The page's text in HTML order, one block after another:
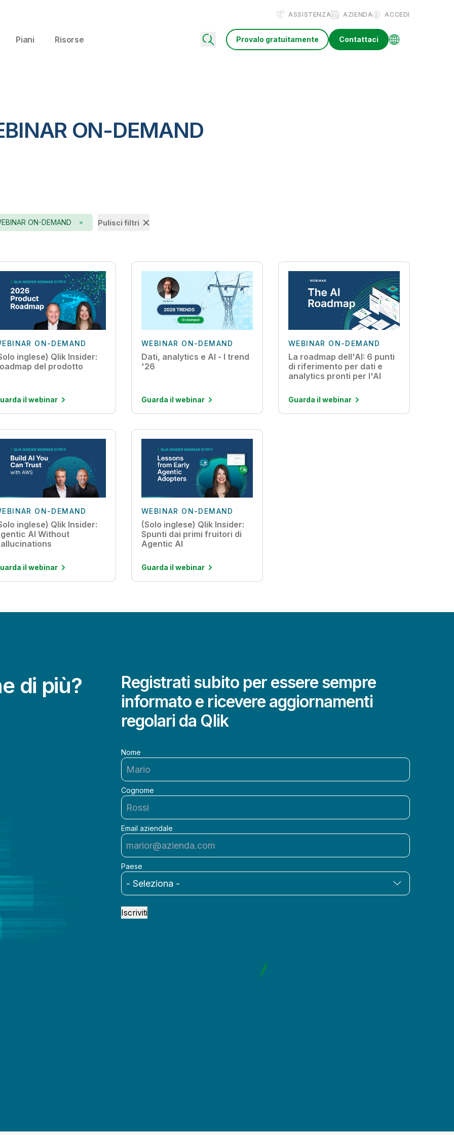
ASSISTENZA AZIENDA ACCEDI
Piani Risorse Provalo gratuitamente Contattaci
ON-DEMAND
ON-DEMAND Pulisci filtri
ON-DEMAND
inglese) Qlik Insider:
del prodotto
il webinar
WEBINAR ON-DEMAND
Dati, analytics e AI - I trend
'26
Guarda il webinar
WEBINAR ON-DEMAND
La roadmap dell'AI: 6 punti
di riferimento per dati e
analytics pronti per l'AI
Guarda il webinar
ON-DEMAND
inglese) Qlik Insider:
AI Without
il webinar
WEBINAR ON-DEMAND
(Solo inglese) Qlik Insider:
Spunti dai primi fruitori di
Agentic AI
Guarda il webinar
di più?
Registrati subito per essere sempre
informato e ricevere aggiornamenti
regolari da Qlik
Nome
Cognome
Email aziendale
Paese
Iscriviti